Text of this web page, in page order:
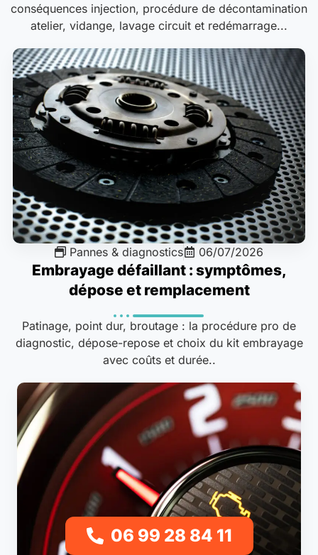
conséquences injection, procédure de décontamination
atelier, vidange, lavage circuit et redémarrage...
Pannes & diagnostics 06/07/2026
Embrayage défaillant : symptômes,
dépose et remplacement
Patinage, point dur, broutage : la procédure pro de
diagnostic, dépose-repose et choix du kit embrayage
avec coûts et durée..
06 99 28 84 11